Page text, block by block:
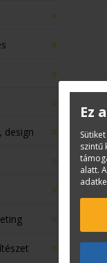
design
Ez
szintű
alatt.